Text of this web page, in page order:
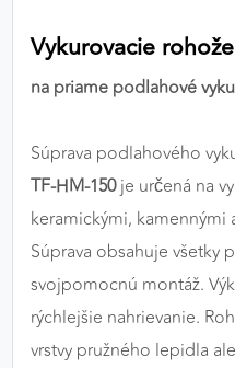
Vykurovacie rohože
na priame podlahové
Súprava podlahového
TF-HM-150je určená na
keramickými,
Súprava obsahuje všetky
svojpomocnú montáž.
rýchlejšie nahrievanie.
vrstvy pružného lepidla
správania
stránkami. Umožňujú
zobrazovať cielenú a
našom webe aj v